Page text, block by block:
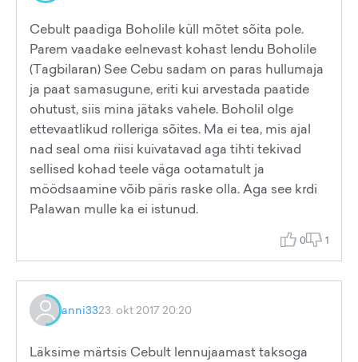
Cebult paadiga Boholile küll mõtet sõita pole.
Parem vaadake eelnevast kohast lendu Boholile
(Tagbilaran) See Cebu sadam on paras hullumaja
ja paat samasugune, eriti kui arvestada paatide
ohutust, siis mina jätaks vahele. Boholil olge
ettevaatlikud rolleriga sõites. Ma ei tea, mis ajal
nad seal oma riisi kuivatavad aga tihti tekivad
sellised kohad teele väga ootamatult ja
möödsaamine võib päris raske olla. Aga see krdi
Palawan mulle ka ei istunud.
0 1
anni3323. okt 2017 20:20
Läksime märtsis Cebult lennujaamast taksoga